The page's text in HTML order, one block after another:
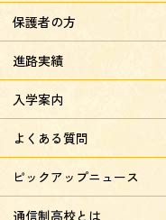
保護者の方
進路実績
入学案内
よくある質問
ピックアップニュース
通信制高校とは